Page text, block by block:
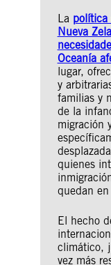
La política
Nueva
Oceanía
lugar,
y
familias y
de la
migración
quienes
quedan
El hecho
climático,
vez más